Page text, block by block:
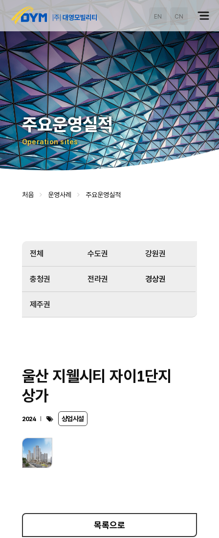
EN CN
처음 운영사례 주요운영실적
주요운영실적
Operation sites
전체 수도권 강원권
충청권 전라권 경상권
제주권
울산 지웰시티 자이1단지
상가
2024 상업시설
목록으로